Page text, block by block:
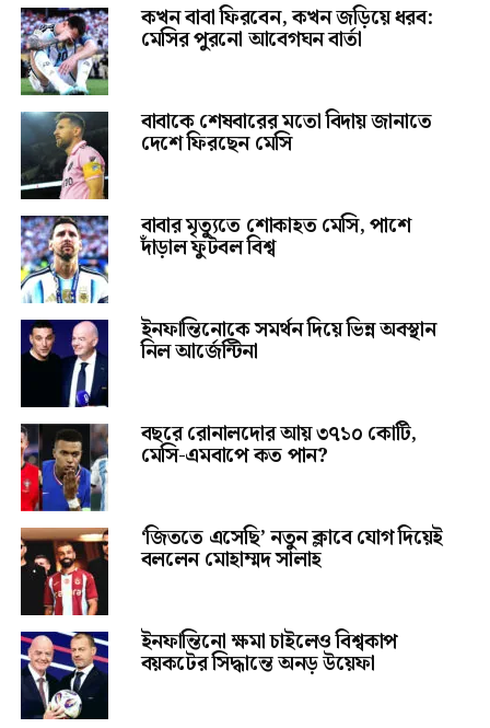
কখন বাবা ফিরবেন, কখন জড়িয়ে ধরব:
মেসির পুরনো আবেগঘন বার্তা
বাবাকে শেষবারের মতো বিদায় জানাতে
দেশে ফিরছেন মেসি
বাবার মৃত্যুতে শোকাহত মেসি, পাশে
দাঁড়াল ফুটবল বিশ্ব
ইনফান্তিনোকে সমর্থন দিয়ে ভিন্ন অবস্থান
নিল আর্জেন্টিনা
বছরে রোনালদোর আয় ৩৭১০ কোটি,
মেসি-এমবাপে কত পান?
‘জিততে এসেছি’ নতুন ক্লাবে যোগ দিয়েই
বললেন মোহাম্মদ সালাহ
ইনফান্তিনো ক্ষমা চাইলেও বিশ্বকাপ
বয়কটের সিদ্ধান্তে অনড় উয়েফা